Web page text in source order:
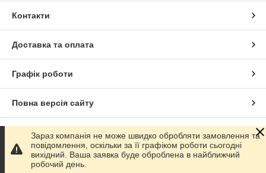
Контакти
Доставка та оплата
Графік роботи
Повна версія сайту
Сайт створено на маркетплейсі Prom.ua
Політика конфіденційності
Зараз компанія не може швидко обробляти замовлення та
повідомлення, оскільки за її графіком роботи сьогодні
вихідний. Ваша заявка буде оброблена в найближчий
робочий день.